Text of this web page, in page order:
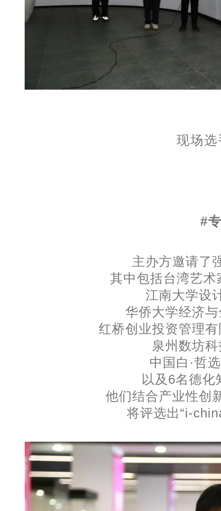
现场
#
主办方邀请了
其中包括台湾艺
江南大学设
华侨大学经济
红桥创业投资管理
泉州数坊
中国白·哲
以及6名德化
他们结合产业性创
将评选出“i-